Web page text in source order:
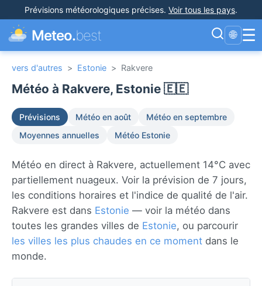
Prévisions météorologiques précises. Voir tous les pays.
Meteo.best 🌐 ☰
vers d'autres > Estonie > Rakvere
Météo à Rakvere, Estonie 🇪🇪
Prévisions Météo en août
Météo en septembre
Moyennes annuelles
Météo Estonie
Météo en direct à Rakvere, actuellement 14°C avec
partiellement nuageux. Voir la prévision de 7 jours,
les conditions horaires et l'indice de qualité de l'air.
Rakvere est dans Estonie — voir la météo dans
toutes les grandes villes de Estonie, ou parcourir
les villes les plus chaudes en ce moment dans le
monde.